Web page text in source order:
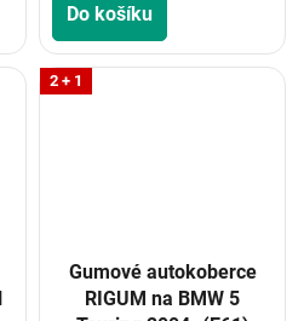
Do košíku
2 + 1
Gumové autokoberce
RIGUM na BMW 5